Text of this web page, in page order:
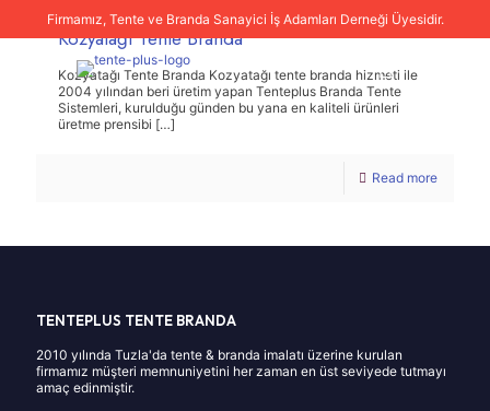
Firmamız, Tente ve Branda Sanayici İş Adamları Derneği Üyesidir.
Kozyatağı Tente Branda
Kozyatağı Tente Branda Kozyatağı tente branda hizmeti ile
2004 yılından beri üretim yapan Tenteplus Branda Tente
Sistemleri, kurulduğu günden bu yana en kaliteli ürünleri
üretme prensibi […]
Read more
TENTEPLUS TENTE BRANDA
2010 yılında Tuzla'da tente & branda imalatı üzerine kurulan
firmamız müşteri memnuniyetini her zaman en üst seviyede tutmayı
amaç edinmiştir.